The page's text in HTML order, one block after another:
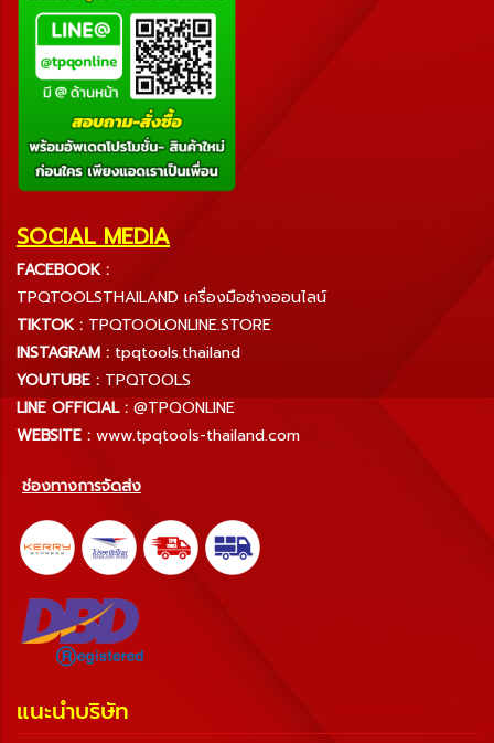
SOCIAL MEDIA
FACEBOOK :
TPQTOOLSTHAILAND เครื่องมือช่างออนไลน์
TIKTOK : TPQTOOLONLINE.STORE
INSTAGRAM : tpqtools.thailand
YOUTUBE : TPQTOOLS
LINE OFFICIAL : @TPQONLINE
WEBSITE : www.tpqtools-thailand.com
ช่องทางการจัดส่ง
แนะนำบริษัท